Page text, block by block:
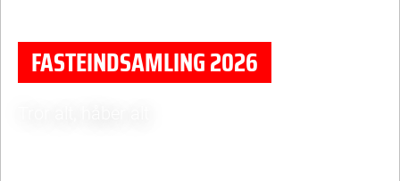
FASTEINDSAMLING 2026